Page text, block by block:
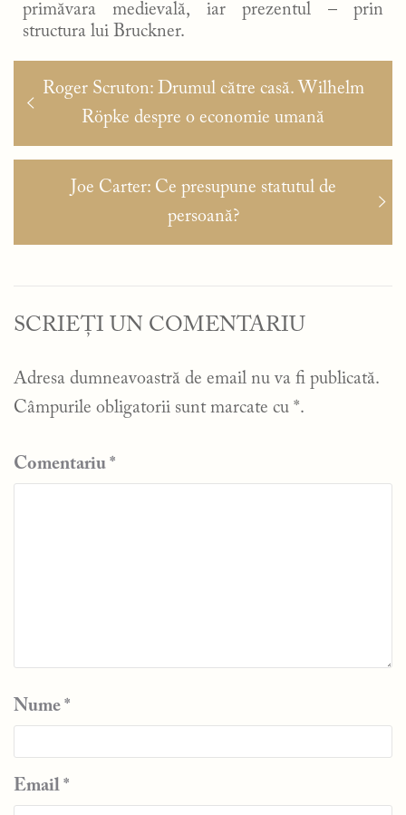
primăvara medievală, iar prezentul – prin
structura lui Bruckner.
Navigare
în
Articolul
anterior:
Roger Scruton: Drumul către casă. Wilhelm
Röpke despre o economie umană
Articolul
Joe Carter: Ce presupune statutul de
persoană?
SCRIEȚI UN COMENTARIU
Adresa dumneavoastră de email nu va fi publicată.
Câmpurile obligatorii sunt marcate cu *.
Comentariu *
Nume *
Email *